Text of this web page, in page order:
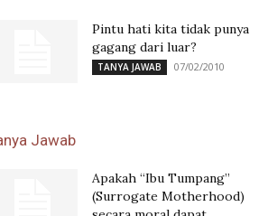
Pintu hati kita tidak punya
gagang dari luar?
TANYA JAWAB 07/02/2010
Jawab
Apakah “Ibu Tumpang”
(Surrogate Motherhood)